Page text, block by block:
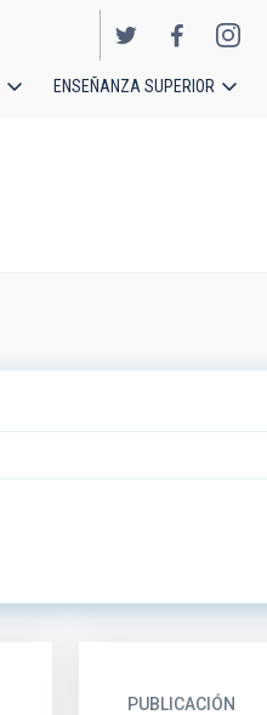
ENSEÑANZA SUPERIOR
PUBLICACIÓN